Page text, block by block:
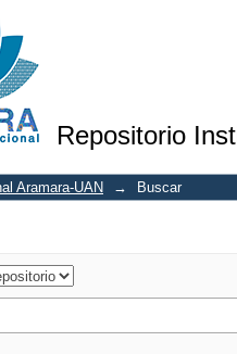
Repositorio
Aramara-UAN → Buscar